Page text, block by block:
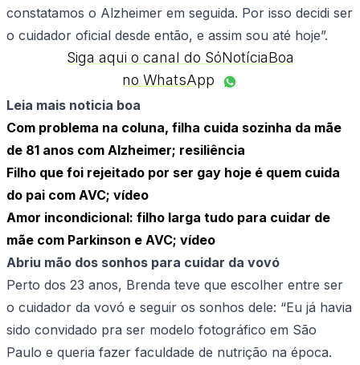
constatamos o Alzheimer em seguida. Por isso decidi ser
o cuidador oficial desde então, e assim sou até hoje”.
Siga aqui o canal do SóNotíciaBoa
no WhatsApp
Leia mais noticia boa
Com problema na coluna, filha cuida sozinha da mãe
de 81 anos com Alzheimer; resiliência
Filho que foi rejeitado por ser gay hoje é quem cuida
do pai com AVC; vídeo
Amor incondicional: filho larga tudo para cuidar de
mãe com Parkinson e AVC; vídeo
Abriu mão dos sonhos para cuidar da vovó
Perto dos 23 anos, Brenda teve que escolher entre ser
o cuidador da vovó e seguir os sonhos dele: “Eu já havia
sido convidado pra ser modelo fotográfico em São
Paulo e queria fazer faculdade de nutrição na época.